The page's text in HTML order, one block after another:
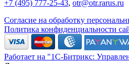
+7 (495) 777-25-43, otr@otr.rarus.ru
Согласие на обработку
Политика конфиденциальности
Работает на "1С-Битрикс: